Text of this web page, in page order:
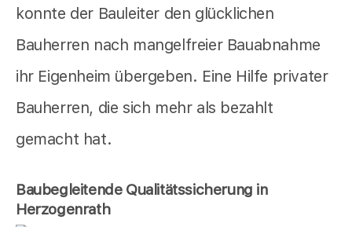
konnte der Bauleiter den glücklichen
Bauherren nach mangelfreier Bauabnahme
ihr Eigenheim übergeben. Eine Hilfe privater
Bauherren, die sich mehr als bezahlt
gemacht hat.
Baubegleitende Qualitätssicherung in
Herzogenrath